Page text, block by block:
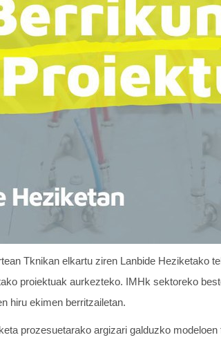
Tknikan elkartu ziren Lanbide Heziketako
proiektuak aurkezteko. IMHk sektoreko
hiru ekimen berritzailetan.
prozesuetarako argizari galduzko